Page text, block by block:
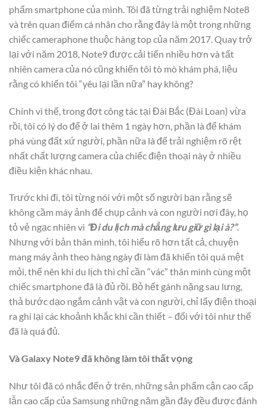
phẩm smartphone của mình. Tôi đã từng trải nghiệm Note8
và trên quan điểm cá nhân cho rằng đây là một trong những
chiếc cameraphone thuộc hàng top của năm 2017. Quay trở
lại với năm 2018, Note9 được cải tiến nhiều hơn và tất
nhiên camera của nó cũng khiến tôi tò mò khám phá, liệu
rằng có khiến tôi “yêu lại lần nữa” hay không?
Chính vì thế, trong đợt công tác tại Đài Bắc (Đài Loan) vừa
rồi, tôi có lý do để ở lai thêm 1 ngày hơn, phần là để khám
phá vùng đất xứ người, phần nữa là để trải nghiệm rõ rệt
nhất chất lượng camera của chiếc điện thoại này ở nhiều
điều kiện khác nhau.
Trước khi đi, tôi từng nói với một số người bạn rằng sẽ
không cầm máy ảnh để chụp cảnh và con người nơi đây, họ
tỏ vẻ ngạc nhiên vì “Đi du lịch mà chẳng lưu giữ gì lại à?”.
Nhưng với bản thân mình, tôi hiểu rõ hơn tất cả, chuyện
mang máy ảnh theo hàng ngày đi làm đã khiến tôi quá mệt
mỏi, thế nên khi du lịch thì chỉ cần “vác” thân mình cùng một
chiếc smartphone đã là đủ rồi. Bỏ hết gánh nặng sau lưng,
thả bước dạo ngắm cảnh vật và con người, chỉ lấy điện thoại
ra ghi lại các khoảnh khắc khi cần thiết – đối với tôi như thế
đã là quá đủ.
Và Galaxy Note9 đã không làm tôi thất vọng
Như tôi đã có nhắc đến ở trên, những sản phẩm cận cao cấp
lẫn cao cấp của Samsung những năm gần đây đều được đánh